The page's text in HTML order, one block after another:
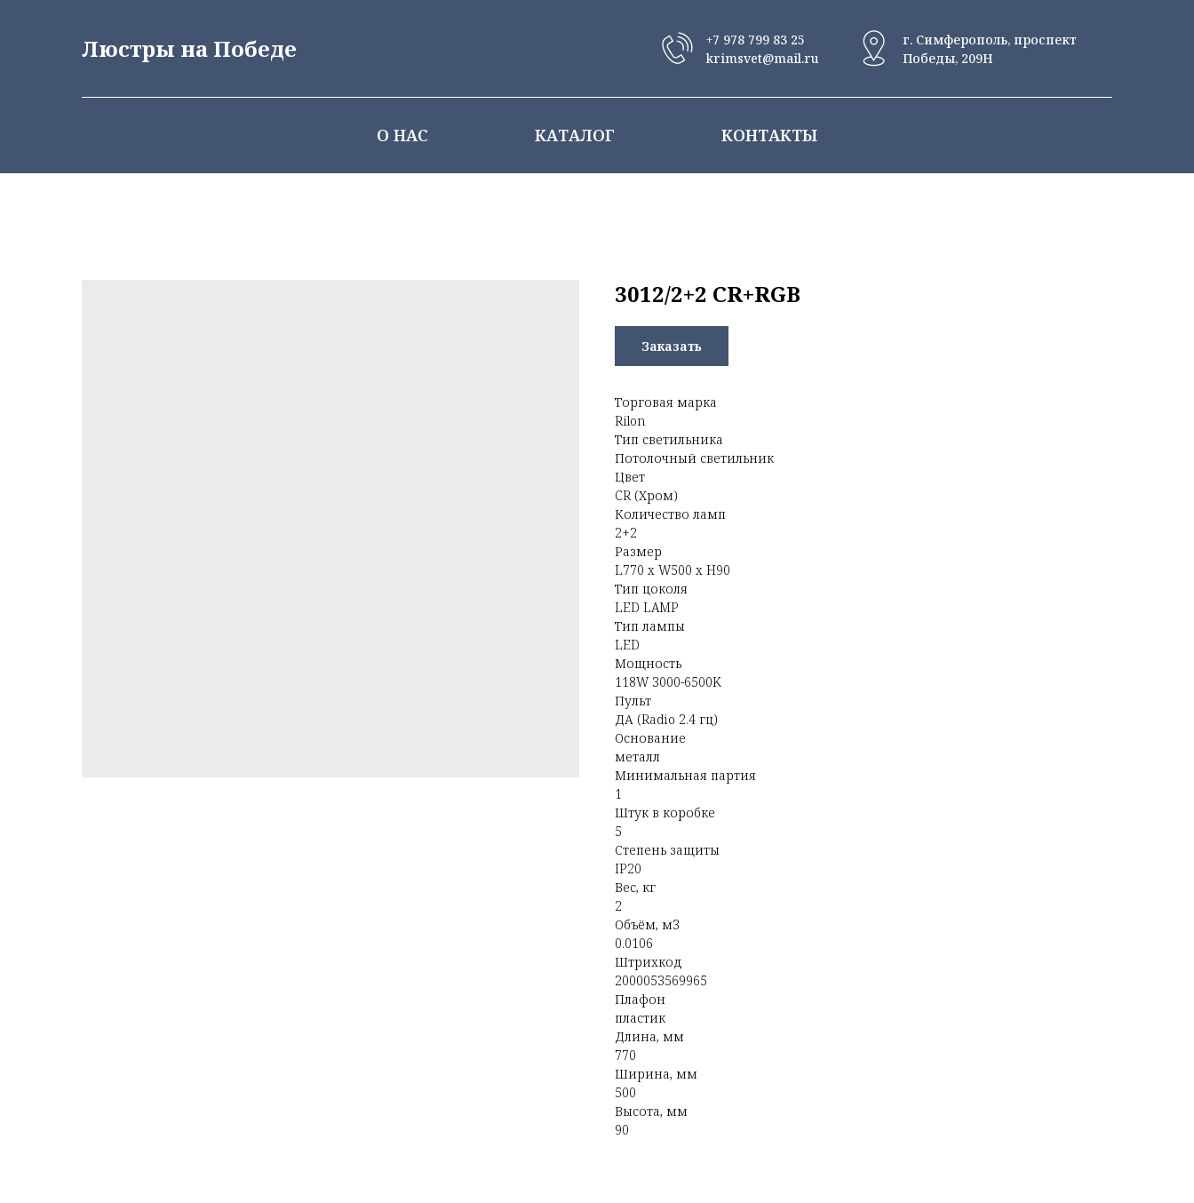
Люстры на Победе
+7 978 799 83 25
krimsvet@mail.ru
г. Симферополь, проспект
Победы, 209Н
О НАС КАТАЛОГ КОНТАКТЫ
3012/2+2 CR+RGB
Заказать
Торговая марка
Rilon
Тип светильника
Потолочный светильник
Цвет
CR (Хром)
Количество ламп
2+2
Размер
L770 x W500 x H90
Тип цоколя
LED LAMP
Тип лампы
LED
Мощность
118W 3000-6500K
Пульт
ДА (Radio 2.4 гц)
Основание
металл
Минимальная партия
1
Штук в коробке
5
Степень защиты
IP20
Вес, кг
2
Объём, м3
0.0106
Штрихкод
2000053569965
Плафон
пластик
Длина, мм
770
Ширина, мм
500
Высота, мм
90